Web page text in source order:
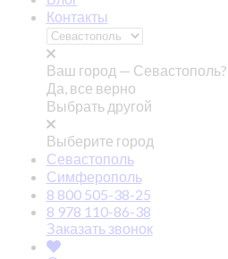
Контакты
Ваш город — Севастополь?
Да, все верно
Выбрать другой
Выберите город
Севастополь
Симферополь
8 800 505-38-25
8 978 110-86-38
Заказать звонок